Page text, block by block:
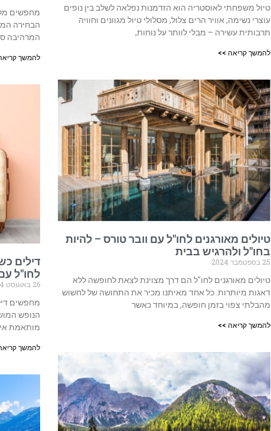
טיול משפחתי לאוסטריה הוא הזדמנות נפלאה לשלב בין נופים
עוצרי נשימה, אוויר הרים צלול, מסלולי טיול מגוונים וחוויה
תרבותית עשירה – מבלי לוותר על נוחות,
להמשך קריאה >>
הבחירה
המרהיבה
להמשך
טיולים מאורגנים לחו"ל עם וובר טורס – להיות
בחו"ל ולהרגיש בבית
25 בספטמבר 2024
טיולים מאורגנים לחו"ל הם דרך מצוינת לצאת לחופשה ללא
דאגות מיותרות. כל אחד מאיתנו מכיר את התחושה של לחשוש
מהבלתי צפוי בזמן חופשה, במיוחד כאשר
להמשך קריאה >>
דילים
לחו"ל
26 באוגוסט 2024
מחפשים
הנופש
מותאמת
להמשך